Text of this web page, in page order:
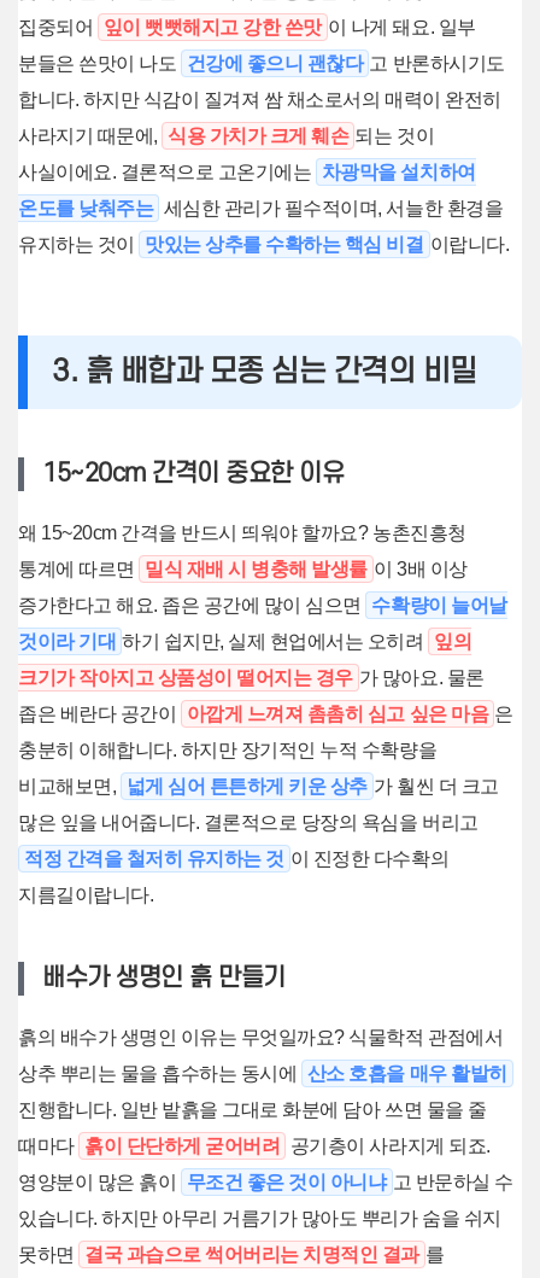
집중되어
잎이 뻣뻣해지고 강한 쓴맛 이 나게 돼요. 일부
분들은 쓴맛이 나도
건강에 좋으니 괜찮다 고 반론하시기도
합니다. 하지만 식감이 질겨져 쌈 채소로서의 매력이 완전히
사라지기 때문에, 식용 가치가 크게 훼손 되는 것이
사실이에요. 결론적으로 고온기에는 차광막을 설치하여
온도를 낮춰주는 세심한 관리가 필수적이며, 서늘한 환경을
유지하는 것이
맛있는 상추를 수확하는 핵심 비결 이랍니다.
3. 흙 배합과 모종 심는 간격의 비밀
15~20cm 간격이 중요한 이유
왜 15~20cm 간격을 반드시 띄워야 할까요? 농촌진흥청
통계에 따르면
밀식 재배 시 병충해 발생률 이 3배 이상
증가한다고 해요. 좁은 공간에 많이 심으면
수확량이 늘어날
것이라 기대 하기 쉽지만, 실제 현업에서는 오히려
잎의
크기가 작아지고 상품성이 떨어지는 경우 가 많아요. 물론
좁은 베란다 공간이
아깝게 느껴져 촘촘히 심고 싶은 마음 은
충분히 이해합니다. 하지만 장기적인 누적 수확량을
비교해보면,
넓게 심어 튼튼하게 키운 상추 가 훨씬 더 크고
많은 잎을 내어줍니다. 결론적으로 당장의 욕심을 버리고
적정 간격을 철저히 유지하는 것 이 진정한 다수확의
지름길이랍니다.
배수가 생명인 흙 만들기
흙의 배수가 생명인 이유는 무엇일까요? 식물학적 관점에서
상추 뿌리는 물을 흡수하는 동시에
산소 호흡을 매우 활발히
진행합니다. 일반 밭흙을 그대로 화분에 담아 쓰면 물을 줄
때마다 흙이 단단하게 굳어버려
공기층이 사라지게 되죠.
영양분이 많은 흙이
무조건 좋은 것이 아니냐 고 반문하실 수
있습니다. 하지만 아무리 거름기가 많아도 뿌리가 숨을 쉬지
못하면
결국 과습으로 썩어버리는 치명적인 결과 를